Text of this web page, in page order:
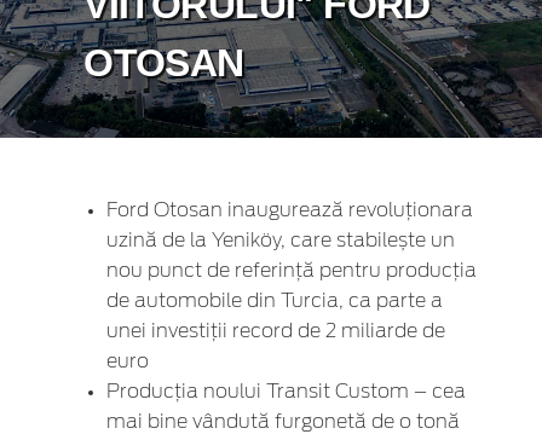
OTOSAN
Ford Otosan inaugurează revoluționara
uzină de la Yeniköy, care stabilește un
nou punct de referință pentru producția
de automobile din Turcia, ca parte a
unei investiții record de 2 miliarde de
euro
Producția noului Transit Custom – cea
mai bine vândută furgonetă de o tonă